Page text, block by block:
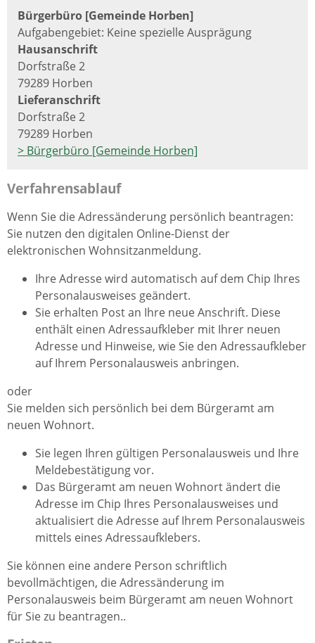
Bürgerbüro [Gemeinde Horben]
Aufgabengebiet: Keine spezielle Ausprägung
Hausanschrift
Dorfstraße 2
79289 Horben
Lieferanschrift
Dorfstraße 2
79289 Horben
> Bürgerbüro [Gemeinde Horben]
Verfahrensablauf
Wenn Sie die Adressänderung persönlich beantragen:
Sie nutzen den digitalen Online-Dienst der
elektronischen Wohnsitzanmeldung.
Ihre Adresse wird automatisch auf dem Chip Ihres
Personalausweises geändert.
Sie erhalten Post an Ihre neue Anschrift. Diese
enthält einen Adressaufkleber mit Ihrer neuen
Adresse und Hinweise, wie Sie den Adressaufkleber
auf Ihrem Personalausweis anbringen.
oder
Sie melden sich persönlich bei dem Bürgeramt am
neuen Wohnort.
Sie legen Ihren gültigen Personalausweis und Ihre
Meldebestätigung vor.
Das Bürgeramt am neuen Wohnort ändert die
Adresse im Chip Ihres Personalausweises und
aktualisiert die Adresse auf Ihrem Personalausweis
mittels eines Adressaufklebers.
Sie können eine andere Person schriftlich
bevollmächtigen, die Adressänderung im
Personalausweis beim Bürgeramt am neuen Wohnort
für Sie zu beantragen..